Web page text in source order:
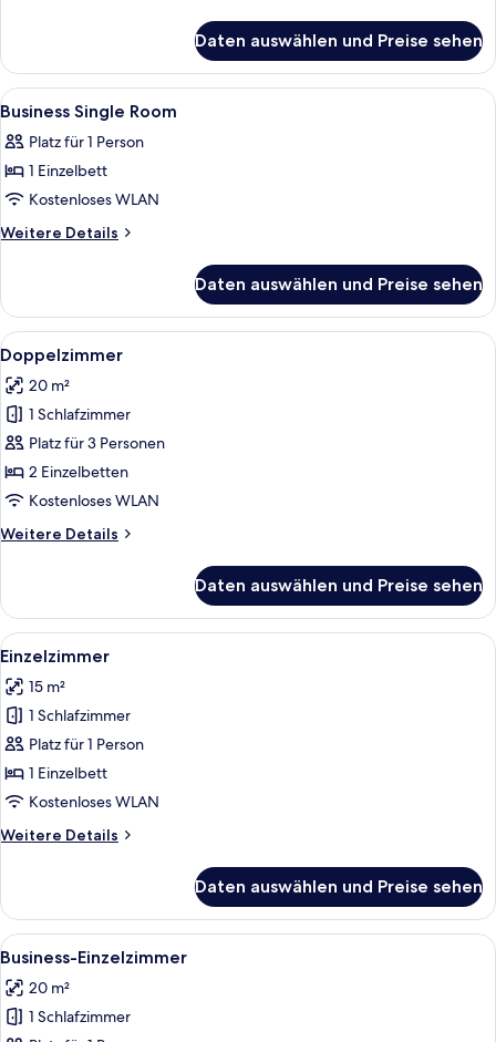
Room
Daten auswählen und Preise sehen
Alle
Fotos
für
Business
Single
Room
Ein Hotelzimmer mit Bett,
4
Business Single Room
Platz für 1 Person
1 Einzelbett
Kostenloses WLAN
Weitere Details
Weitere
Single
Room
Daten auswählen und Preise sehen
Alle
Fotos
für
Doppelzimmer
anzeigen
Ein Hotelzimmer mit Bett,
4
Doppelzimmer
20 m²
1 Schlafzimmer
Platz für 3 Personen
2 Einzelbetten
Kostenloses WLAN
Weitere Details
Weitere
Daten auswählen und Preise sehen
Alle
Fotos
für
Einzelzimmer
anzeigen
Ein Hotelzimmer mit einem
4
Einzelzimmer
15 m²
1 Schlafzimmer
Platz für 1 Person
1 Einzelbett
Kostenloses WLAN
Weitere Details
Weitere
Daten auswählen und Preise sehen
Alle
Fotos
für
Business-
Ein Hotelzimmer mit einem
4
Business-Einzelzimmer
20 m²
1 Schlafzimmer